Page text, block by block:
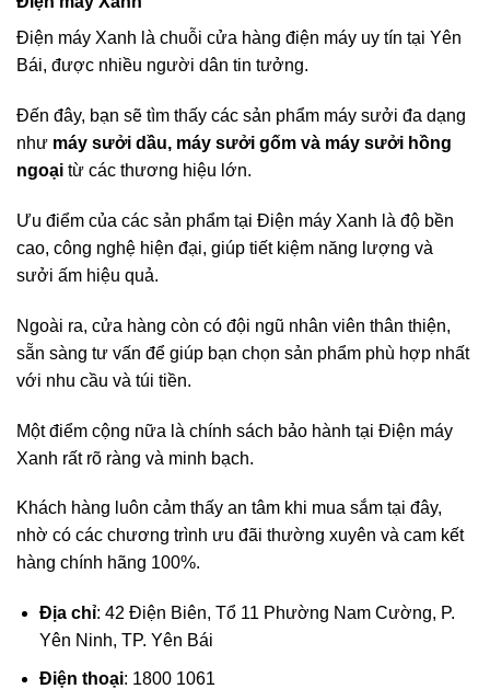
Điện máy Xanh là chuỗi cửa hàng điện máy uy tín tại Yên
Bái, được nhiều người dân tin tưởng.
Đến đây, bạn sẽ tìm thấy các sản phẩm máy sưởi đa dạng
như máy sưởi dầu, máy sưởi gốm và máy sưởi hồng
ngoại từ các thương hiệu lớn.
Ưu điểm của các sản phẩm tại Điện máy Xanh là độ bền
cao, công nghệ hiện đại, giúp tiết kiệm năng lượng và
sưởi ấm hiệu quả.
Ngoài ra, cửa hàng còn có đội ngũ nhân viên thân thiện,
sẵn sàng tư vấn để giúp bạn chọn sản phẩm phù hợp nhất
với nhu cầu và túi tiền.
Một điểm cộng nữa là chính sách bảo hành tại Điện máy
Xanh rất rõ ràng và minh bạch.
Khách hàng luôn cảm thấy an tâm khi mua sắm tại đây,
nhờ có các chương trình ưu đãi thường xuyên và cam kết
hàng chính hãng 100%.
Địa chỉ: 42 Điện Biên, Tổ 11 Phường Nam Cường, P.
Yên Ninh, TP. Yên Bái
Điện thoại: 1800 1061